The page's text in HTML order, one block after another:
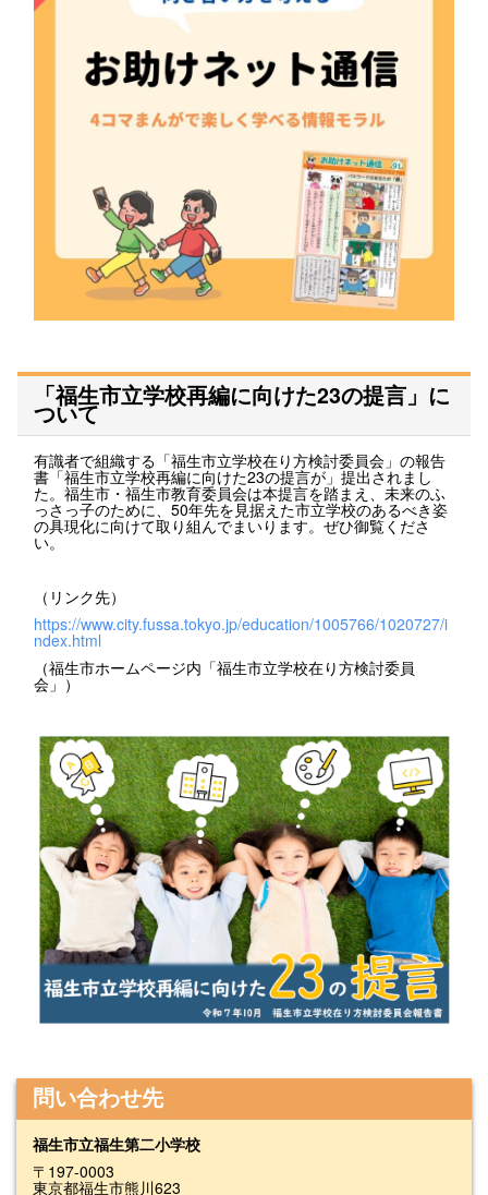
「福生市立学校再編に向けた23の提言」に
ついて
有識者で組織する「福生市立学校在り方検討委員会」の報告
書「福生市立学校再編に向けた23の提言が」提出されまし
た。福生市・福生市教育委員会は本提言を踏まえ、未来のふ
っさっ子のために、50年先を見据えた市立学校のあるべき姿
の具現化に向けて取り組んでまいります。ぜひ御覧くださ
い。
（リンク先）
https://www.city.fussa.tokyo.jp/education/1005766/1020727/i
ndex.html
（福生市ホームページ内「福生市立学校在り方検討委員
会」）
問い合わせ先
福生市立福生第二小学校
〒197-0003
東京都福生市熊川623